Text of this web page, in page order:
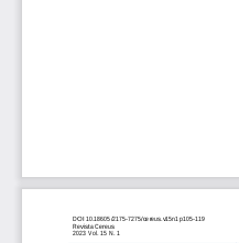
DOI 10.18605/2175-7275/cereus.v15n1p105-119
Revista Cereus
2023 Vol. 15 N. 1